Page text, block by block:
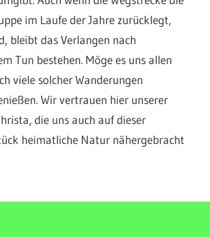
im Laufe der Jahre zurücklegt,
bleibt das Verlangen nach
Tun bestehen. Möge es uns allen
viele solcher Wanderungen
Wir vertrauen hier unserer
die uns auch auf dieser
heimatliche Natur nähergebracht